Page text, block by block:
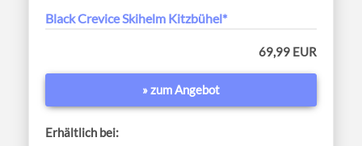
Black Crevice Skihelm Kitzbühel*
69,99 EUR
» zum Angebot
Erhältlich bei: